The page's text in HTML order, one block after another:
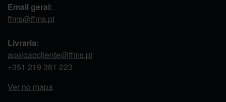
Email geral:
ffms@ffms.pt
Livraria:
apoioaocliente@ffms.pt
+351 219 381 223
Ver no mapa